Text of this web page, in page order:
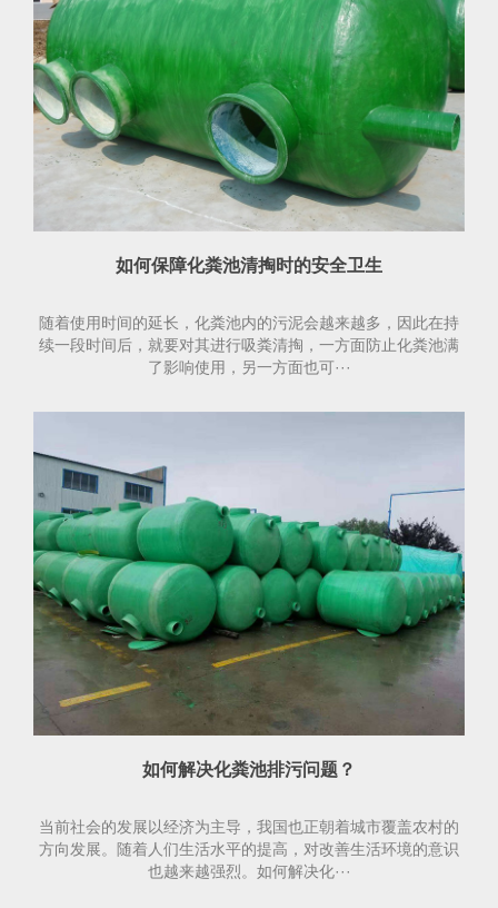
如何保障化粪池清掏时的安全卫生
随着使用时间的延长，化粪池内的污泥会越来越多，因此在持
续一段时间后，就要对其进行吸粪清掏，一方面防止化粪池满
了影响使用，另一方面也可···
如何解决化粪池排污问题？
当前社会的发展以经济为主导，我国也正朝着城市覆盖农村的
方向发展。随着人们生活水平的提高，对改善生活环境的意识
也越来越强烈。如何解决化···